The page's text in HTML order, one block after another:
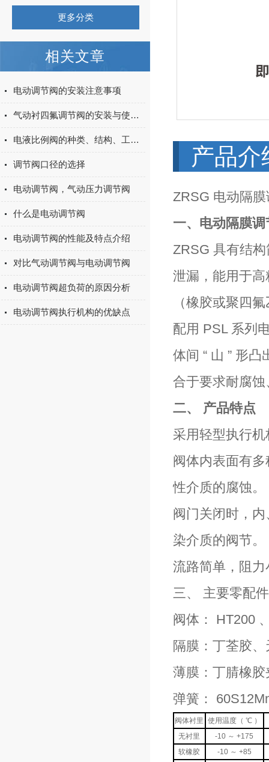
更多分类
相关文章
电动调节阀的安装注意事项
气动衬四氟调节阀的安装与使用注意事项都在本篇
电液比例阀的种类、结构、工作原理
调节阀口径的选择
电动调节阀，气动压力调节阀
什么是电动调节阀
电动调节阀的性能及特点介绍
对比气动调节阀与电动调节阀
电动调节阀超负荷的原因分析
电动调节阀执行机构的优缺点
产品介
ZRSG 电动隔
一、电动隔膜
ZRSG 具有结
泄漏，能用于
（橡胶或聚四
配用 PSL 系列
体间 “ 山 ” 形
合于要求耐腐
二、 产品特点
采用轻型执行
阀体内表面有
性介质的腐蚀。
阀门关闭时，
染介质的阀节。
流路简单，阻
三、 主要零配
阀体： HT200
隔膜：丁荃胶
薄膜：丁腈橡
弹簧：
阀体衬里
使用温度（ ℃ ）
无衬里
-10 ～ +175
软橡胶
-10 ～ +85